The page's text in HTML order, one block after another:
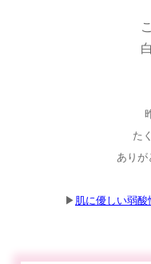
た
あり
▶︎ 肌に優しい弱酸